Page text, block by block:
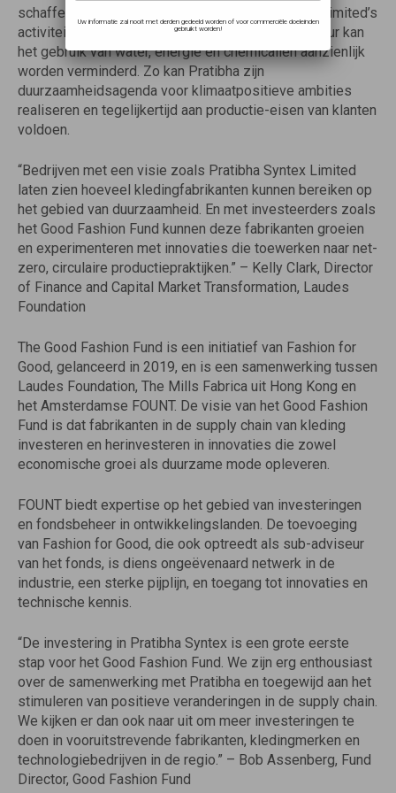
schaffen voor de uitbreiding van Pratibha Syntex Limited’s
activiteiten en faciliteiten. Met de nieuwe apparatuur kan
het gebruik van water, energie en chemicaliën aanzienlijk
worden verminderd. Zo kan Pratibha zijn
duurzaamheidsagenda voor klimaatpositieve ambities
realiseren en tegelijkertijd aan productie-eisen van klanten
voldoen.
“Bedrijven met een visie zoals Pratibha Syntex Limited
laten zien hoeveel kledingfabrikanten kunnen bereiken op
het gebied van duurzaamheid. En met investeerders zoals
het Good Fashion Fund kunnen deze fabrikanten groeien
en experimenteren met innovaties die toewerken naar net-
zero, circulaire productiepraktijken.” – Kelly Clark, Director
of Finance and Capital Market Transformation, Laudes
Foundation
The Good Fashion Fund is een initiatief van Fashion for
Good, gelanceerd in 2019, en is een samenwerking tussen
Laudes Foundation, The Mills Fabrica uit Hong Kong en
het Amsterdamse FOUNT. De visie van het Good Fashion
Fund is dat fabrikanten in de supply chain van kleding
investeren en herinvesteren in innovaties die zowel
economische groei als duurzame mode opleveren.
FOUNT biedt expertise op het gebied van investeringen
en fondsbeheer in ontwikkelingslanden. De toevoeging
van Fashion for Good, die ook optreedt als sub-adviseur
van het fonds, is diens ongeëvenaard netwerk in de
industrie, een sterke pijplijn, en toegang tot innovaties en
technische kennis.
“De investering in Pratibha Syntex is een grote eerste
stap voor het Good Fashion Fund. We zijn erg enthousiast
over de samenwerking met Pratibha en toegewijd aan het
stimuleren van positieve veranderingen in de supply chain.
We kijken er dan ook naar uit om meer investeringen te
doen in vooruitstrevende fabrikanten, kledingmerken en
technologiebedrijven in de regio.” – Bob Assenberg, Fund
Director, Good Fashion Fund
Uw informatie zal nooit met derden gedeeld worden of voor commerciële doeleinden
gebruikt worden!